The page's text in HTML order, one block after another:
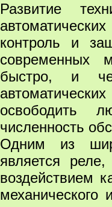
Развитие
контроль и
современных
быстро, и
освободить
численность
Одним из
является
воздействием
механического